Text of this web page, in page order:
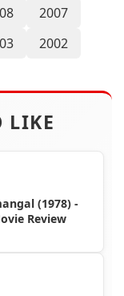
2007
2002
LIKE
(1978) -
Review